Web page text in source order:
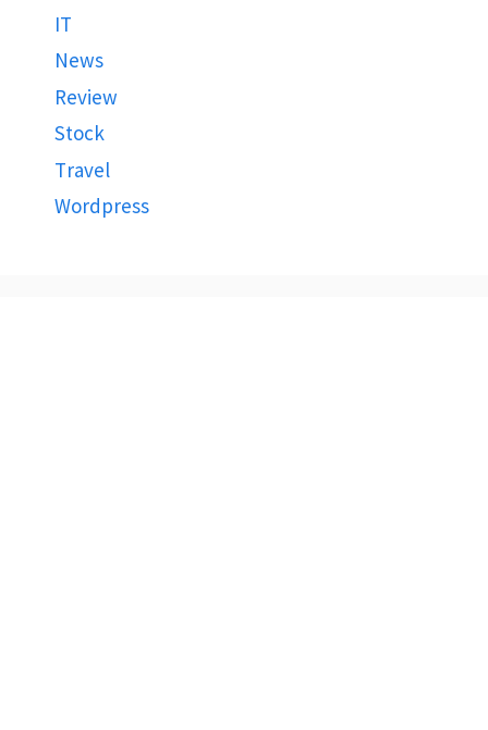
IT
News
Review
Stock
Travel
Wordpress